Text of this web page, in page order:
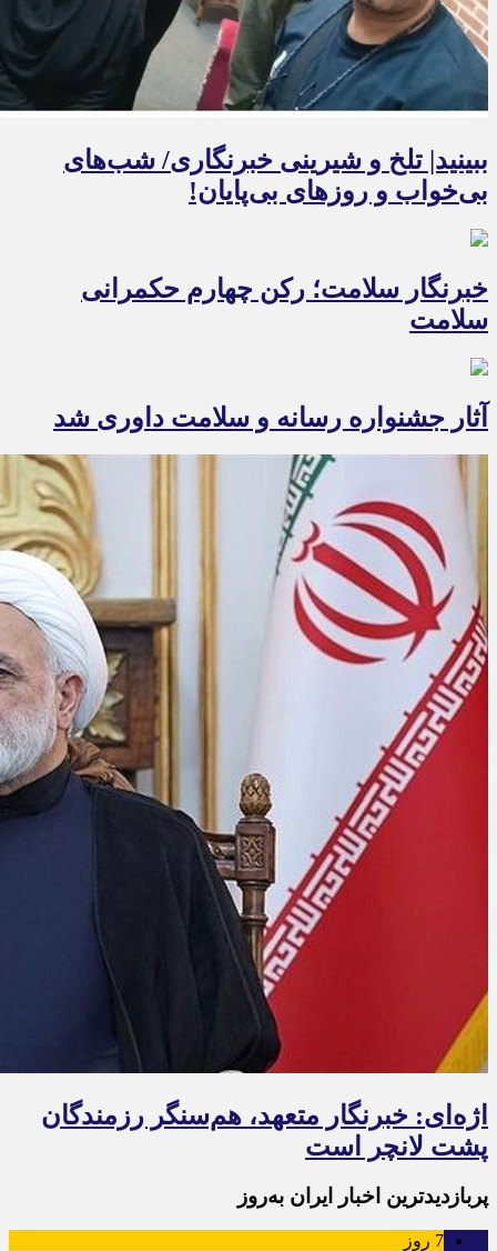
ببینید| تلخ و شیرینی خبرنگاری/‌ شب‌های
بی‌خواب و روزهای بی‌پایان!
خبرنگار سلامت؛ رکن چهارم حکمرانی
سلامت
آثار جشنواره رسانه و سلامت داوری شد
اژه‌ای: خبرنگار متعهد، هم‌سنگر رزمندگان
پشت لانچر است
پربازدیدترین اخبار ایران به‌روز
7 روز